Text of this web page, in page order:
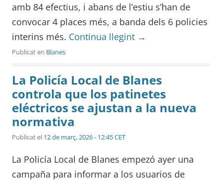
amb 84 efectius, i abans de l’estiu s’han de
convocar 4 places més, a banda dels 6 policies
interins més. Continua llegint →
Publicat en Blanes
La Policía Local de Blanes
controla que los patinetes
eléctricos se ajustan a la nueva
normativa
Publicat el 12 de març, 2026 - 12:45 CET
La Policía Local de Blanes empezó ayer una
campaña para informar a los usuarios de